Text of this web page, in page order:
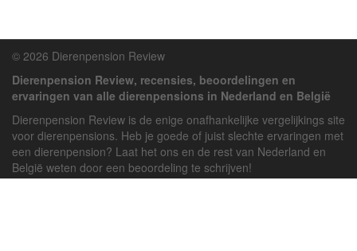
© 2026 Dierenpension Review
Dierenpension Review, recensies, beoordelingen en
ervaringen van alle dierenpensions in Nederland en België
Dierenpension Review is de enige onafhankelijke vergelijkings site
voor dierenpensions. Heb je goede of juist slechte ervaringen met
een dierenpension? Laat het ons en de rest van Nederland en
België weten door een beoordeling te schrijven!